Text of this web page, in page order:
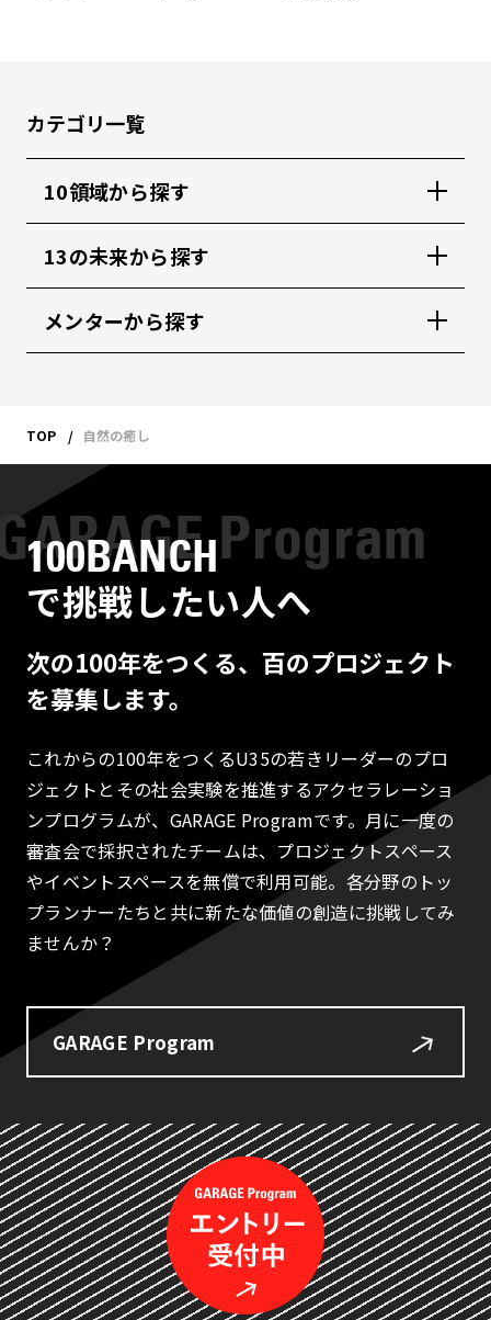
カテゴリ一覧
10領域から探す
13の未来から探す
メンターから探す
TOP 自然の癒し
100BANCH
で挑戦したい人へ
次の100年をつくる、百のプロジェクト
を募集します。
これからの100年をつくるU35の若きリーダーのプロ
ジェクトとその社会実験を推進するアクセラレーショ
ンプログラムが、GARAGE Programです。月に一度の
審査会で採択されたチームは、プロジェクトスペース
やイベントスペースを無償で利用可能。各分野のトッ
プランナーたちと共に新たな価値の創造に挑戦してみ
ませんか？
GARAGE Program